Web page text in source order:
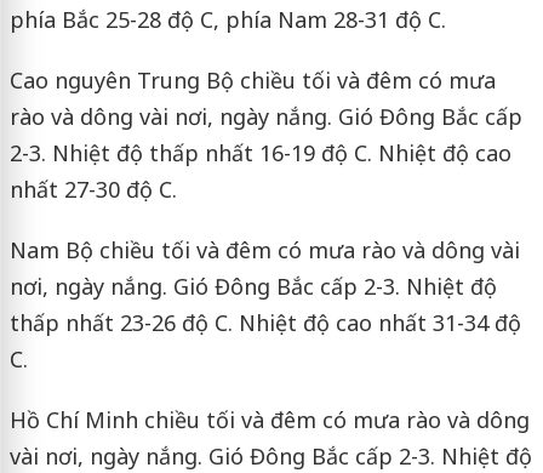
phía Bắc 25-28 độ C, phía Nam 28-31 độ C.
Cao nguyên Trung Bộ chiều tối và đêm có mưa
rào và dông vài nơi, ngày nắng. Gió Đông Bắc cấp
2-3. Nhiệt độ thấp nhất 16-19 độ C. Nhiệt độ cao
nhất 27-30 độ C.
Nam Bộ chiều tối và đêm có mưa rào và dông vài
nơi, ngày nắng. Gió Đông Bắc cấp 2-3. Nhiệt độ
thấp nhất 23-26 độ C. Nhiệt độ cao nhất 31-34 độ
C.
Hồ Chí Minh chiều tối và đêm có mưa rào và dông
vài nơi, ngày nắng. Gió Đông Bắc cấp 2-3. Nhiệt độ